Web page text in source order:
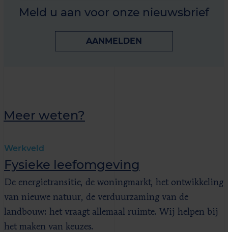
Meld u aan voor onze nieuwsbrief
AANMELDEN
Meer weten?
Werkveld
Fysieke leefomgeving
De energietransitie, de woningmarkt, het ontwikkeling
van nieuwe natuur, de verduurzaming van de
landbouw: het vraagt allemaal ruimte. Wij helpen bij
het maken van keuzes.